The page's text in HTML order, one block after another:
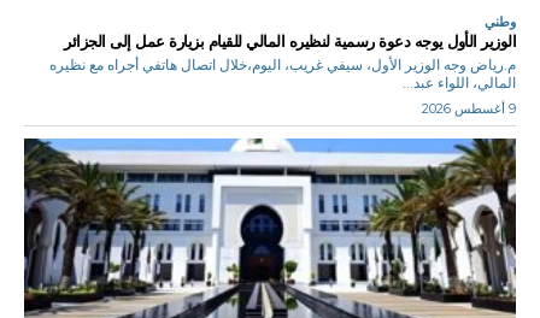
وطني
الوزير الأول يوجه دعوة رسمية لنظيره المالي للقيام بزيارة عمل إلى الجزائر
م.رياض وجه الوزير الأول، سيفي غريب، اليوم،خلال اتصال هاتفي أجراه مع نظيره
المالي، اللواء عبد...
9 أغسطس 2026